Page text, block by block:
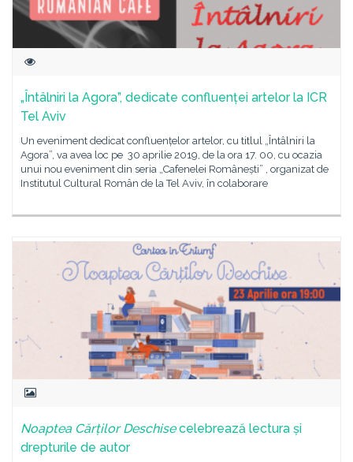
„Întâlniri la Agora”, dedicate confluenței artelor la ICR
Tel Aviv
Un eveniment dedicat confluențelor artelor, cu titlul „Întâlniri la
Agora”, va avea loc pe 30 aprilie 2019, de la ora 17. 00, cu ocazia
unui nou eveniment din seria „Cafenelei Românești” , organizat de
Institutul Cultural Român de la Tel Aviv, în colaborare
Noaptea Cărților Deschisecelebrează lectura și
drepturile de autor